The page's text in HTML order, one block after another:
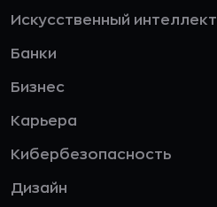
Искусственный интеллект
Банки
Бизнес
Карьера
Кибербезопасность
Дизайн